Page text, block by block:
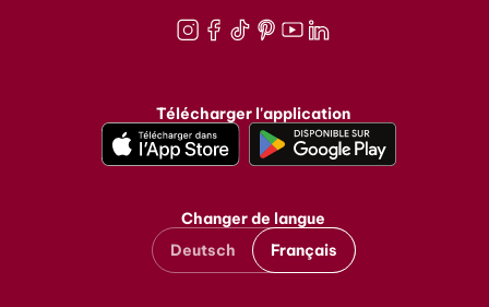
Télécharger l'application
Changer de langue
Deutsch
Français